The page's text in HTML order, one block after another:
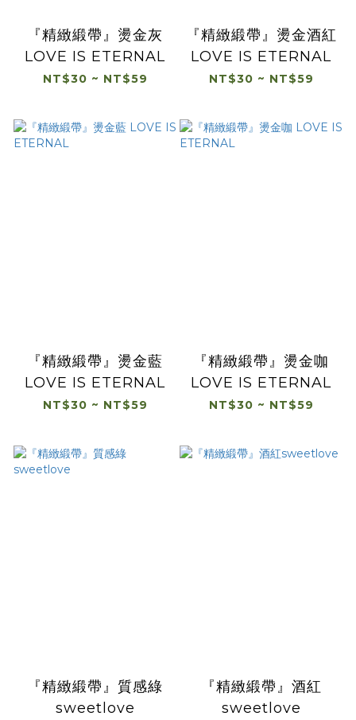
『精緻緞帶』燙金灰
LOVE IS ETERNAL
NT$30 ~ NT$59
『精緻緞帶』燙金酒紅
LOVE IS ETERNAL
NT$30 ~ NT$59
『精緻緞帶』燙金藍
LOVE IS ETERNAL
NT$30 ~ NT$59
『精緻緞帶』燙金咖
LOVE IS ETERNAL
NT$30 ~ NT$59
『精緻緞帶』質感綠
sweetlove
『精緻緞帶』酒紅
sweetlove